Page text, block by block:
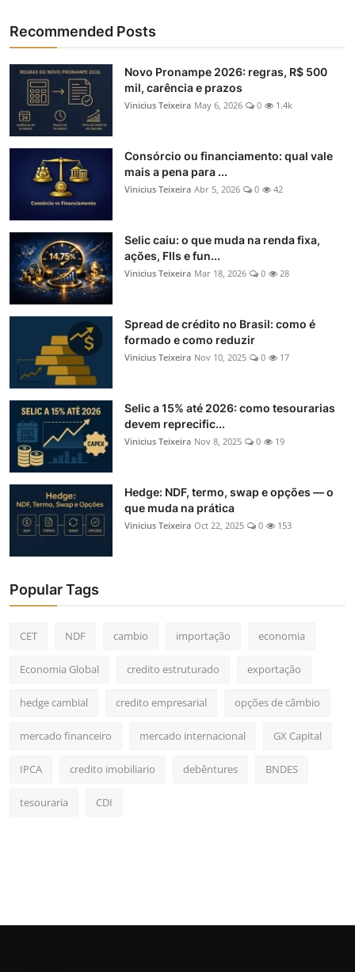
Recommended Posts
Novo Pronampe 2026: regras, R$ 500
mil, carência e prazos
Vinicius Teixeira May 6, 2026 0 1.4k
Consórcio ou financiamento: qual vale
mais a pena para ...
Vinicius Teixeira Abr 5, 2026 0 42
Selic caiu: o que muda na renda fixa,
ações, FIIs e fun...
Vinicius Teixeira Mar 18, 2026 0 28
Spread de crédito no Brasil: como é
formado e como reduzir
Vinicius Teixeira Nov 10, 2025 0 17
Selic a 15% até 2026: como tesourarias
devem reprecific...
Vinicius Teixeira Nov 8, 2025 0 19
Hedge: NDF, termo, swap e opções — o
que muda na prática
Vinicius Teixeira Oct 22, 2025 0 153
Popular Tags
CET NDF cambio importação economia
Economia Global credito estruturado exportação
hedge cambial credito empresarial opções de câmbio
mercado financeiro mercado internacional GX Capital
IPCA credito imobiliario debêntures BNDES
tesouraria CDI